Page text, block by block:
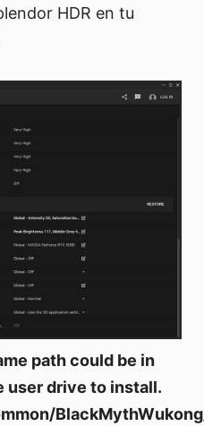
HDR en tu
path could be in
user drive to install.